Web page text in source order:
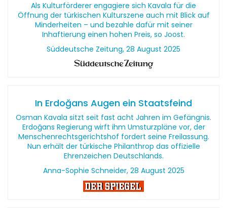
Als Kulturförderer engagiere sich Kavala für die
Öffnung der türkischen Kulturszene auch mit Blick auf
Minderheiten – und bezahle dafür mit seiner
Inhaftierung einen hohen Preis, so Joost.
Süddeutsche Zeitung, 28 August 2025
In Erdoğans Augen ein Staatsfeind
Osman Kavala sitzt seit fast acht Jahren im Gefängnis.
Erdoğans Regierung wirft ihm Umsturzpläne vor, der
Menschenrechtsgerichtshof fordert seine Freilassung.
Nun erhält der türkische Philanthrop das offizielle
Ehrenzeichen Deutschlands.
Anna-Sophie Schneider, 28 August 2025